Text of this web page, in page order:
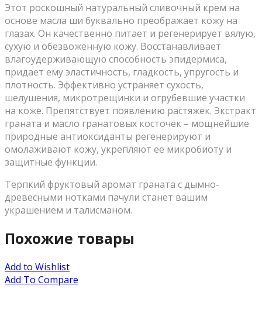
Этот роскошный натуральный сливочный крем на
основе масла ши буквально преображает кожу на
глазах. Он качественно питает и регенерирует вялую,
сухую и обезвоженную кожу. Восстанавливает
влагоудерживающую способность эпидермиса,
придает ему эластичность, гладкость, упругость и
плотность. Эффективно устраняет сухость,
шелушения, микротрещинки и огрубевшие участки
на коже. Препятствует появлению растяжек. Экстракт
граната и масло гранатовых косточек – мощнейшие
природные антиоксиданты регенерируют и
омолаживают кожу, укрепляют ее микробиоту и
защитные функции.
Терпкий фруктовый аромат граната с дымно-
древесными нотками пачули станет вашим
украшением и талисманом.
Похожие товары
Add to Wishlist
Add To Compare